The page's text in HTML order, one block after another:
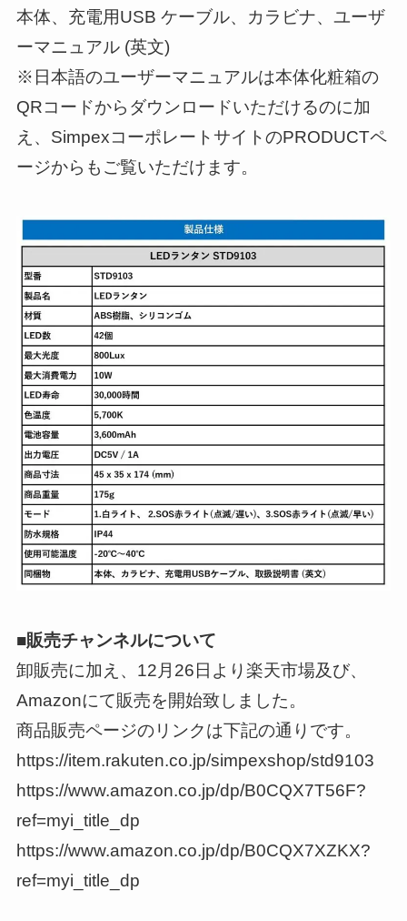
本体、充電用USB ケーブル、カラビナ、ユーザ
ーマニュアル (英文)
※日本語のユーザーマニュアルは本体化粧箱の
QRコードからダウンロードいただけるのに加
え、SimpexコーポレートサイトのPRODUCTペ
ージからもご覧いただけます。
■販売チャンネルについて
卸販売に加え、12月26日より楽天市場及び、
Amazonにて販売を開始致しました。
商品販売ページのリンクは下記の通りです。
https://item.rakuten.co.jp/simpexshop/std9103
https://www.amazon.co.jp/dp/B0CQX7T56F?
ref=myi_title_dp
https://www.amazon.co.jp/dp/B0CQX7XZKX?
ref=myi_title_dp